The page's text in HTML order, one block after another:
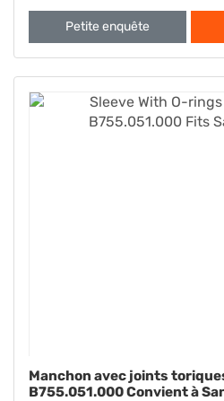
Petite enquête
Manchon avec joints
B755.051.000 Convient à